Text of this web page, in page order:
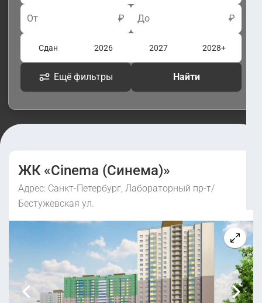
От ₽ До ₽
Сдан 2026 2027 2028+
Ещё фильтры Найти
ЖК «Cinema (Синема)»
Адрес: Санкт-Петербург, Лабораторный пр-т/
Бестужевская ул.